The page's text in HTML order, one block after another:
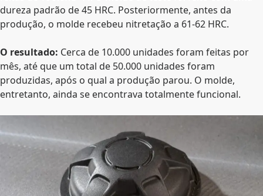
dureza padrão de 45 HRC. Posteriormente, antes da
produção, o molde recebeu nitretação a 61-62 HRC.
O resultado: Cerca de 10.000 unidades foram feitas por
mês, até que um total de 50.000 unidades foram
produzidas, após o qual a produção parou. O molde,
entretanto, ainda se encontrava totalmente funcional.